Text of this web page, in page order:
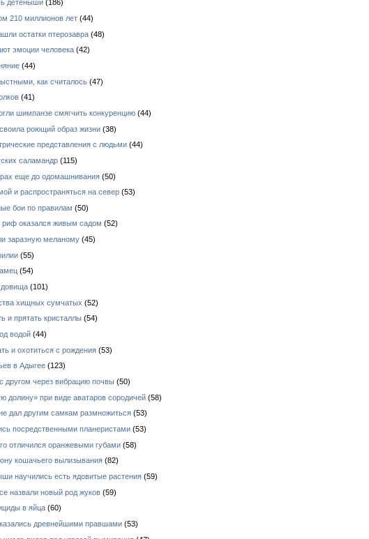
детеныши (186)
210 миллионов лет (44)
остатки птерозавра (48)
эмоции человека (42)
(44)
как считалось (47)
(41)
шимпанзе смягчить конкуренцию (44)
роющий образ жизни (38)
представления с людьми (44)
саламандр (115)
еще до одомашнивания (50)
и распространяться на север (53)
бои по правилам (50)
оказался живым садом (52)
заразную меланому (45)
(55)
(54)
(101)
хищных сумчатых (52)
и прятать кристаллы (54)
водой (44)
и охотиться с рождения (53)
в Адыгее (123)
другом через вибрацию почвы (50)
долину» при виде аватаров сородичей (58)
дал другим самкам размножиться (53)
посредственными планеристами (53)
отличился оранжевыми губами (58)
кошачьего вылизывания (82)
научились есть ядовитые растения (59)
назвали новый род жуков (59)
в яйца (60)
древнейшими правшами (53)